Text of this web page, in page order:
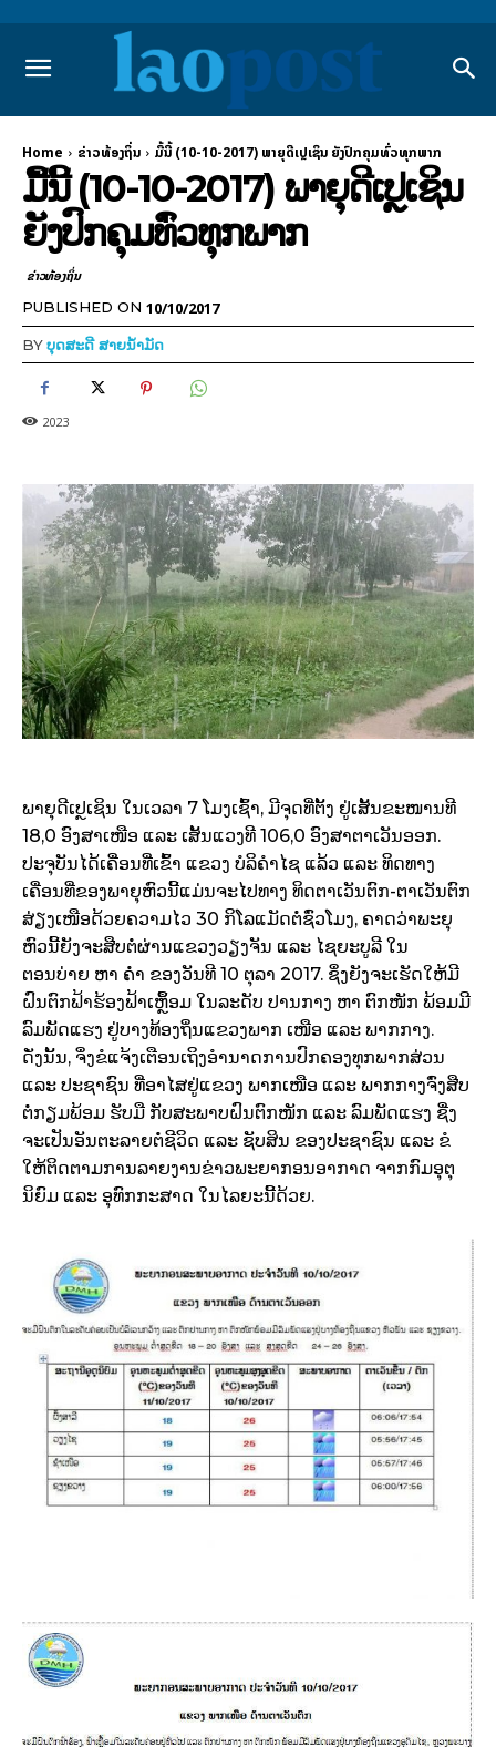
Home ຂ່າວທ້ອງຖິ່ນ ມື້ນີ້ (10-10-2017) ພາຍຸດີເປຼເຊິນ ຍັງປົກຄຸມທົ່ວທຸກພາກ
ມື້ນີ້ (10-10-2017) ພາຍຸດີເປຼເຊິນ
ຍັງປົກຄຸມທົ່ວທຸກພາກ
ຂ່າວທ້ອງຖິ່ນ
PUBLISHED ON 10/10/2017
BYບຸດສະດີ ສາຍນ້ຳມັດ
2023
ພາຍຸດີເປຼເຊິນ ໃນເວລາ 7 ໂມງເຊົ້າ, ມີຈຸດທີ່ຕັ້ງ ຢູ່ເສັ້ນຂະໜານທີ
18,0 ອົງສາເໜືອ ແລະ ເສັ້ນແວງທີ 106,0 ອົງສາຕາເວັນອອກ.
ປະຈຸບັນໄດ້ເຄື່ອນທີ່ເຂົ້າ ແຂວງ ບໍລິຄຳໄຊ ແລ້ວ ແລະ ທິດທາງ
ເຄື່ອນທີ່ຂອງພາຍຸຫົວນີ້ແມ່ນຈະໄປທາງ ທິດຕາເວັນຕົກ-ຕາເວັນຕົກ
ສ່ຽງເໜືອດ້ວຍຄວາມໄວ 30 ກິໂລແມັດຕໍ່ຊົ່ວໂມງ, ຄາດວ່າພະຍຸ
ຫົວນີ້ຍັງຈະສືບຕໍ່ຜ່ານແຂວງວຽງຈັນ ແລະ ໄຊຍະບູລີ ໃນ
ຕອນບ່າຍ ຫາ ຄ່ຳ ຂອງວັນທີ 10 ຕຸລາ 2017. ຊຶ່ງຍັງຈະເຮັດໃຫ້ມີ
ຝົນຕົກຟ້າຮ້ອງຟ້າເຫຼຶ້ອມ ໃນລະດັບ ປານກາງ ຫາ ຕົກໜັກ ພ້ອມມີ
ລົມພັດແຮງ ຢູ່ບາງທ້ອງຖິ່ນແຂວງພາກ ເໜືອ ແລະ ພາກກາງ.
ດັ່ງນັ້ນ, ຈຶ່ງຂໍແຈ້ງເຕືອນເຖິງອຳນາດການປົກຄອງທຸກພາກສ່ວນ
ແລະ ປະຊາຊົນ ທີ່ອາໄສຢູ່ແຂວງ ພາກເໜືອ ແລະ ພາກກາງຈົ່ງສືບ
ຕໍ່ກຽມພ້ອມ ຮັບມື ກັບສະພາບຝົນຕົກໜັກ ແລະ ລົມພັດແຮງ ຊື່ງ
ຈະເປັນອັນຕະລາຍຕໍ່ຊີວິດ ແລະ ຊັບສິນ ຂອງປະຊາຊົນ ແລະ ຂໍ
ໃຫ້ຕິດຕາມການລາຍງານຂ່າວພະຍາກອນອາກາດ ຈາກກົມອຸຕຸ
ນິຍົມ ແລະ ອຸທົກກະສາດ ໃນໄລຍະນີ້ດ້ວຍ.